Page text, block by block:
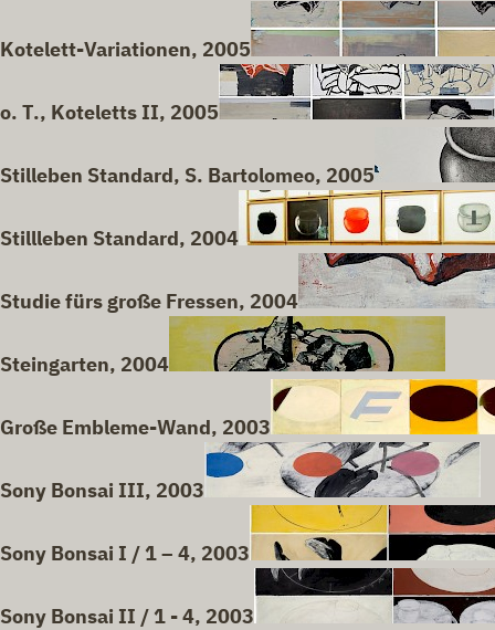
Kotelett-Variationen, 2005
o. T., Koteletts II, 2005
Stilleben Standard, S. Bartolomeo, 2005
Stillleben Standard, 2004
Studie fürs große Fressen, 2004
Steingarten, 2004
Große Embleme-Wand, 2003
Sony Bonsai III, 2003
Sony Bonsai I / 1 – 4, 2003
Sony Bonsai II / 1 - 4, 2003